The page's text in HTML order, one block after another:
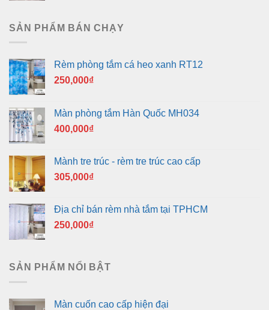
400,000₫.
SẢN PHẨM BÁN CHẠY
Rèm phòng tắm cá heo xanh RT12
250,000₫
Màn phòng tắm Hàn Quốc MH034
400,000₫
Mành tre trúc - rèm tre trúc cao cấp
305,000₫
Địa chỉ bán rèm nhà tắm tại TPHCM
250,000₫
SẢN PHẨM NỔI BẬT
Màn cuốn cao cấp hiện đại